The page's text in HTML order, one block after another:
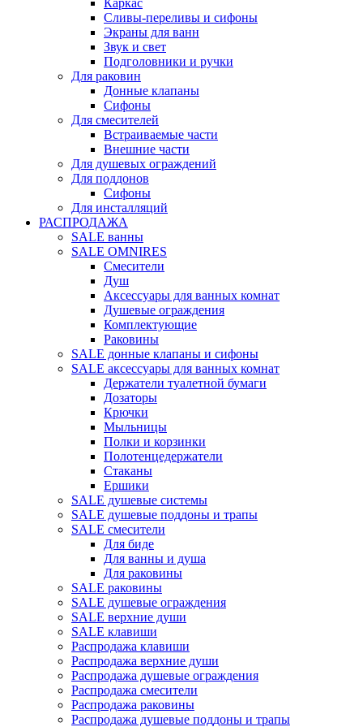
Каркас
Сливы-переливы и сифоны
Экраны для ванн
Звук и свет
Подголовники и ручки
Для раковин
Донные клапаны
Сифоны
Для смесителей
Встраиваемые части
Внешние части
Для душевых ограждений
Для поддонов
Сифоны
Для инсталляций
РАСПРОДАЖА
SALE ванны
SALE OMNIRES
Смесители
Душ
Аксессуары для ванных комнат
Душевые ограждения
Комплектующие
Раковины
SALE донные клапаны и сифоны
SALE аксессуары для ванных комнат
Держатели туалетной бумаги
Дозаторы
Крючки
Мыльницы
Полки и корзинки
Полотенцедержатели
Стаканы
Ершики
SALE душевые системы
SALE душевые поддоны и трапы
SALE смесители
Для биде
Для ванны и душа
Для раковины
SALE раковины
SALE душевые ограждения
SALE верхние души
SALE клавиши
Распродажа клавиши
Распродажа верхние души
Распродажа душевые ограждения
Распродажа смесители
Распродажа раковины
Распродажа душевые поддоны и трапы